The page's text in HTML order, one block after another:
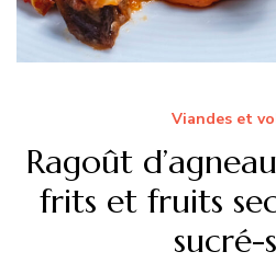
Viandes et
Ragoût
frits et fruits
sucré-